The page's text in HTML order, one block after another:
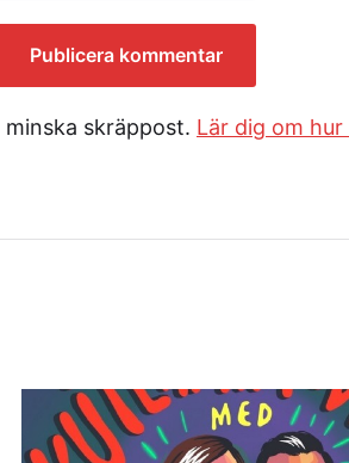
skräppost. Lär dig om